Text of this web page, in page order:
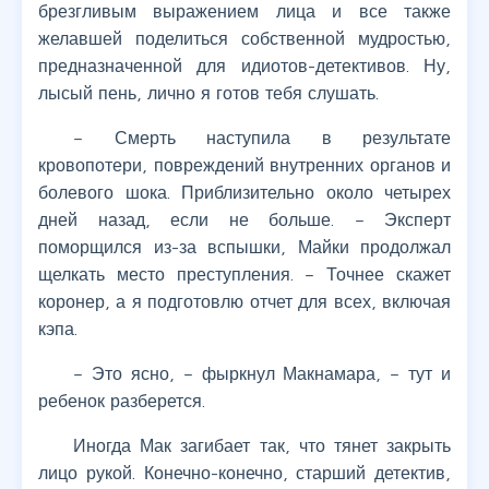
брезгливым выражением лица и все также
желавшей поделиться собственной мудростью,
предназначенной для идиотов-детективов. Ну,
лысый пень, лично я готов тебя слушать.
– Смерть наступила в результате
кровопотери, повреждений внутренних органов и
болевого шока. Приблизительно около четырех
дней назад, если не больше. – Эксперт
поморщился из-за вспышки, Майки продолжал
щелкать место преступления. – Точнее скажет
коронер, а я подготовлю отчет для всех, включая
кэпа.
– Это ясно, – фыркнул Макнамара, – тут и
ребенок разберется.
Иногда Мак загибает так, что тянет закрыть
лицо рукой. Конечно-конечно, старший детектив,